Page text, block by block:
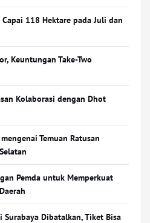
118 Hektare pada Juli dan
Keuntungan Take-Two
Kolaborasi dengan Dhot
Temuan Ratusan
Pemda untuk Memperkuat
Surabaya Dibatalkan, Tiket Bisa